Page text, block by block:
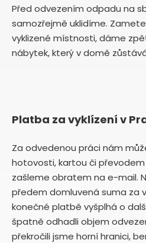
Před odvezením odpadu na
samozřejmě uklidíme.
vyklizené místnosti, dáme
nábytek, který v domě
Platba za vyklízení v
Za odvedenou práci nám
hotovosti, kartou či
zašleme obratem na e-mail.
předem domluvená suma za
konečné platbě vyšplhá o
špatně odhadli objem
překročili jsme horní hranici,